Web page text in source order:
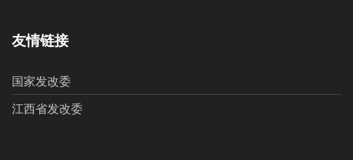
友情链接
国家发改委
江西省发改委